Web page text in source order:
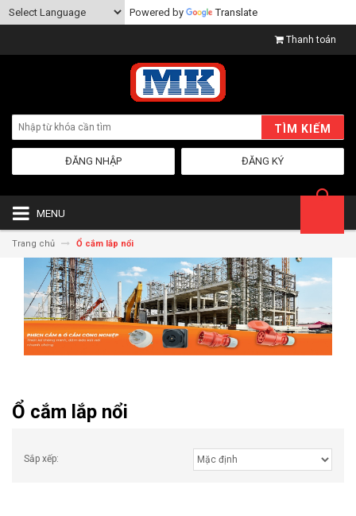
Powered by Translate
Thanh toán
TÌM KIẾM
ĐĂNG KÝ
ĐĂNG NHẬP
MENU
Trang chủ Ổ cắm lắp nổi
Ổ cắm lắp nổi
Sắp xếp: